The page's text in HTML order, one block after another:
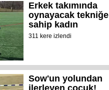
Erkek takımında
oynayacak tekniğe
sahip kadın
311 kere izlendi
Sow'un yolundan
ilerleyen çocuk!